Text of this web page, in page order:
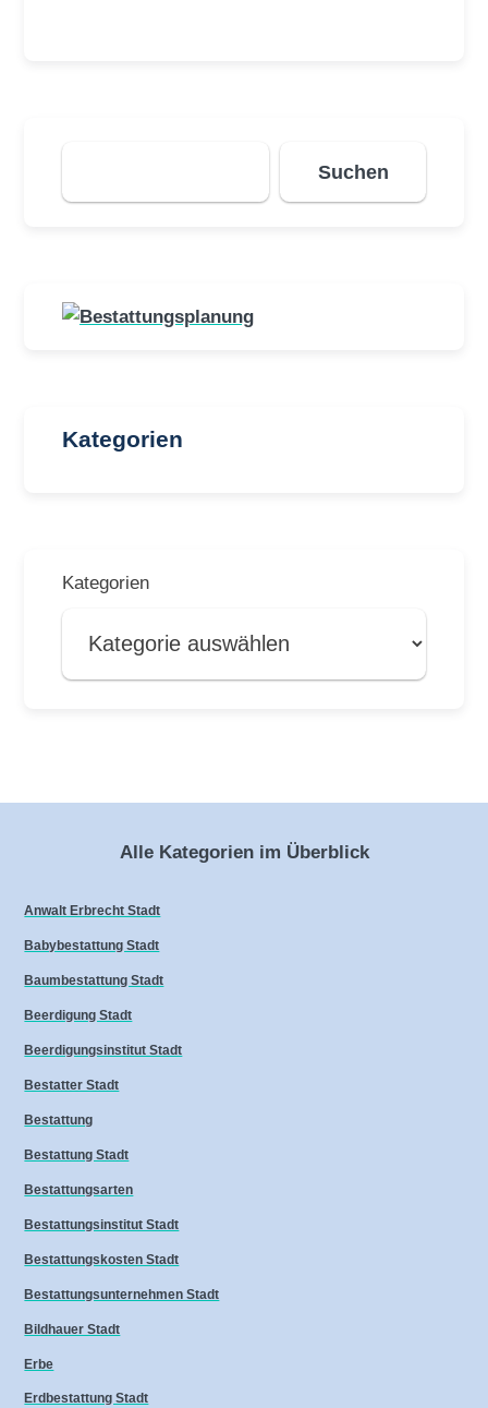
Suchen
Suchen
Kategorien
Kategorien
Alle Kategorien im Überblick
Anwalt Erbrecht Stadt
Babybestattung Stadt
Baumbestattung Stadt
Beerdigung Stadt
Beerdigungsinstitut Stadt
Bestatter Stadt
Bestattung
Bestattung Stadt
Bestattungsarten
Bestattungsinstitut Stadt
Bestattungskosten Stadt
Bestattungsunternehmen Stadt
Bildhauer Stadt
Erbe
Erdbestattung Stadt